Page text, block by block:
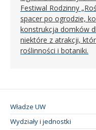
Festiwal Rodzinny
spacer po ogrodzie,
konstrukcja domków
niektóre z atrakcji,
roślinności i botaniki.
Władze UW
Wydziały i jednostki